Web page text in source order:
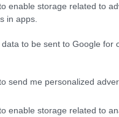
enable storage related to
in apps.
to be sent to Google for
send me personalized
enable storage related to